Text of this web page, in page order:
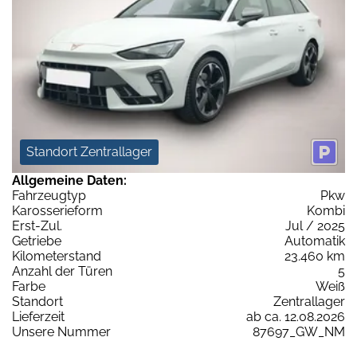
Standort Zentrallager
Allgemeine Daten:
Fahrzeugtyp
Pkw
Karosserieform
Kombi
Erst-Zul.
Jul / 2025
Getriebe
Automatik
Kilometerstand
23.460 km
Anzahl der Türen
5
Farbe
Weiß
Standort
Zentrallager
Lieferzeit
ab ca. 12.08.2026
Unsere Nummer
87697_GW_NM